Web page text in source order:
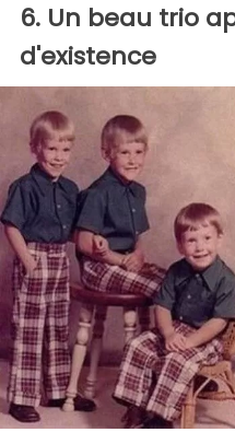
6. Un beau trio
d'existence